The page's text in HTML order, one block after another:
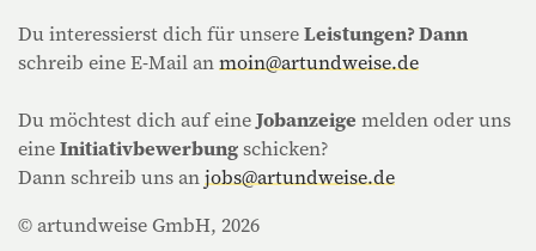
Du interessierst dich für unsereLeistungen? Dann
schreib eine E-Mail anmoin@artundweise.de
Du möchtest dich auf eineJobanzeige melden oder uns
eineInitiativbewerbungschicken?
Dann schreib uns anjobs@artundweise.de
© artundweise GmbH, 2026